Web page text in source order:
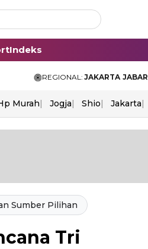
Indeks
REGIONAL: JAKARTA JABAR
Murah Jogja Shio Jakarta
Sumber Pilihan
Tri